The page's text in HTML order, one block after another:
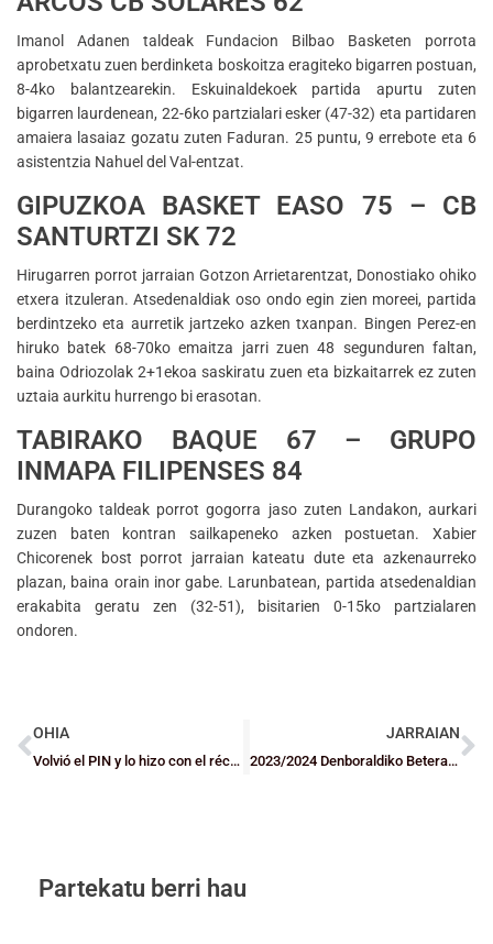
Imanol Adanen taldeak Fundacion Bilbao Basketen porrota
aprobetxatu zuen berdinketa boskoitza eragiteko bigarren postuan,
8-4ko balantzearekin. Eskuinaldekoek partida apurtu zuten
bigarren laurdenean, 22-6ko partzialari esker (47-32) eta partidaren
amaiera lasaiaz gozatu zuten Faduran. 25 puntu, 9 errebote eta 6
asistentzia Nahuel del Val-entzat.
GIPUZKOA BASKET EASO 75 – CB
SANTURTZI SK 72
Hirugarren porrot jarraian Gotzon Arrietarentzat, Donostiako ohiko
etxera itzuleran. Atsedenaldiak oso ondo egin zien moreei, partida
berdintzeko eta aurretik jartzeko azken txanpan. Bingen Perez-en
hiruko batek 68-70ko emaitza jarri zuen 48 segunduren faltan,
baina Odriozolak 2+1ekoa saskiratu zuen eta bizkaitarrek ez zuten
uztaia aurkitu hurrengo bi erasotan.
TABIRAKO BAQUE 67 – GRUPO
INMAPA FILIPENSES 84
Durangoko taldeak porrot gogorra jaso zuten Landakon, aurkari
zuzen baten kontran sailkapeneko azken postuetan. Xabier
Chicorenek bost porrot jarraian kateatu dute eta azkenaurreko
plazan, baina orain inor gabe. Larunbatean, partida atsedenaldian
erakabita geratu zen (32-51), bisitarien 0-15ko partzialaren
ondoren.
OHIA
Volvió el PIN y lo hizo con el récord de participación de la historia
JARRAIAN
2023/2024 Denboraldiko Beteranoen Liga sortzeko bilera
Partekatu berri hau